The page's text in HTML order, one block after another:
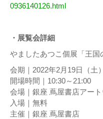
0936140126.html
・展覧会詳細
やましたあつこ個展「王国
会期｜2022年2月19日（土
開場時間｜10:30～21:00
会場｜銀座 蔦屋書店アー
入場｜無料
主催｜銀座 蔦屋書店